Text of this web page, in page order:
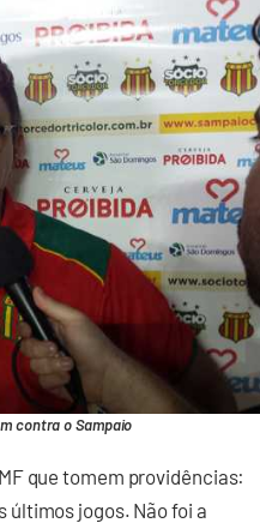
contra o Sampaio
que tomem providências:
últimos jogos. Não foi a